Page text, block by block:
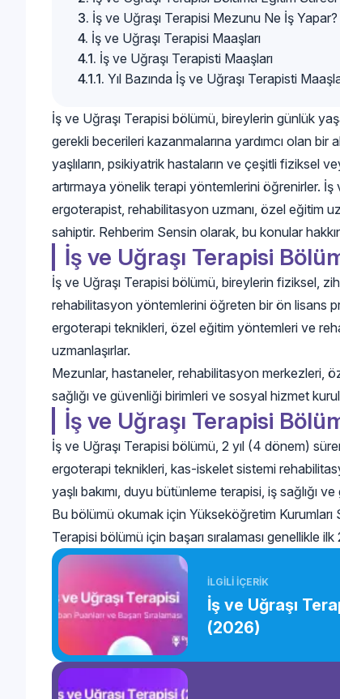
İş ve Uğraşı Terapisi Mezunu Ne İş Yapar?
İş ve Uğraşı Terapisi Maaşları
İş ve Uğraşı Terapisti Maaşları
Yıl Bazında İş ve Uğraşı Terapisti
İş ve Uğraşı Terapisi bölümü, bireylerin günlük
gerekli becerileri kazanmalarına yardımcı olan
yaşlıların, psikiyatrik hastaların ve çeşitli fiziksel
artırmaya yönelik terapi yöntemlerini öğrenirler. İş
ergoterapist, rehabilitasyon uzmanı, özel eğitim
sahiptir. Rehberim Sensin olarak, bu konular
İş ve Uğraşı Terapisi
İş ve Uğraşı Terapisi bölümü, bireylerin fiziksel,
rehabilitasyon yöntemlerini öğreten bir ön lisans
ergoterapi teknikleri, özel eğitim yöntemleri ve
uzmanlaşırlar.
Mezunlar, hastaneler, rehabilitasyon merkezleri,
sağlığı ve güvenliği birimleri ve sosyal hizmet
İş ve Uğraşı Terapisi
İş ve Uğraşı Terapisi bölümü, 2 yıl (4 dönem)
ergoterapi teknikleri, kas-iskelet sistemi
yaşlı bakımı, duyu bütünleme terapisi, iş sağlığı
Bu bölümü okumak için Yükseköğretim Kurumları
Terapisi bölümü için başarı sıralaması genellikle
İLGİLİ İÇERİK
İş ve Uğraşı
(2026)